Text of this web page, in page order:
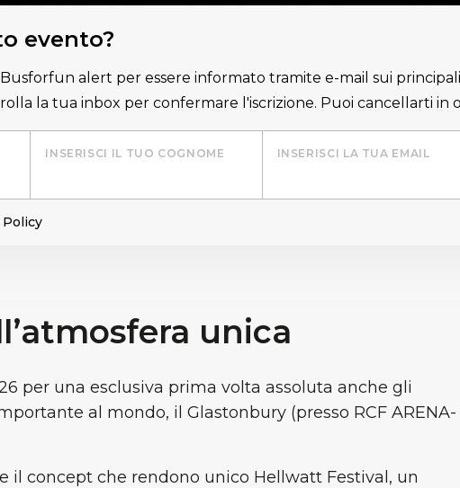
evento?
alert per essere informato tramite e-mail sui
la tua inbox per confermare l'iscrizione. Puoi cancellarti in
INSERISCI IL TUO COGNOME INSERISCI LA TUA EMAIL
Policy
unica
per una esclusiva prima volta assoluta anche gli
al mondo, il Glastonbury (presso RCF ARENA-
il concept che rendono unico Hellwatt Festival, un